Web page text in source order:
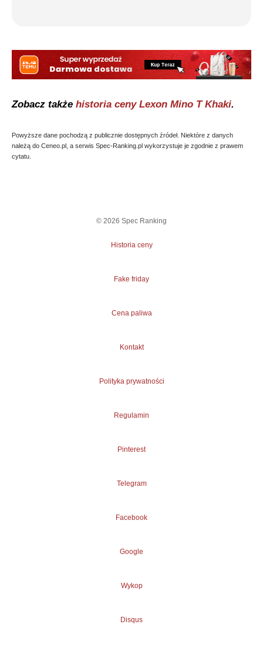
Zobacz także historia ceny Lexon Mino T Khaki.
Powyższe dane pochodzą z publicznie dostępnych źródeł. Niektóre z danych
należą do Ceneo.pl, a serwis Spec-Ranking.pl wykorzystuje je zgodnie z prawem
cytatu.
© 2026 Spec Ranking
Historia ceny
Fake friday
Cena paliwa
Kontakt
Polityka prywatności
Regulamin
Pinterest
Telegram
Facebook
Google
Wykop
Disqus